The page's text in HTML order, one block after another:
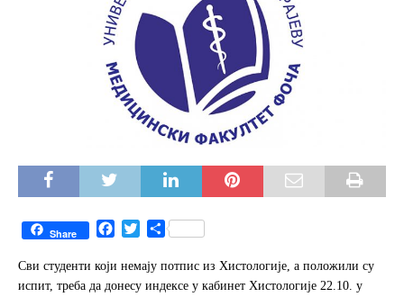
Share
c
e
i
t
S
a
r
Сви студенти који немају потпис из Хистологије, а положили су
испит, треба да донесу индексе у кабинет Хистологије 22.10. у